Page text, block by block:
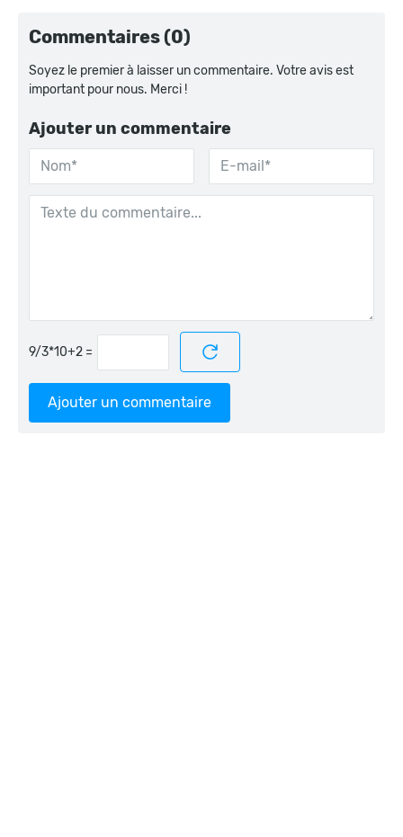
Commentaires (0)
Soyez le premier à laisser un commentaire. Votre avis est
important pour nous. Merci !
Ajouter un commentaire
=
Ajouter un commentaire